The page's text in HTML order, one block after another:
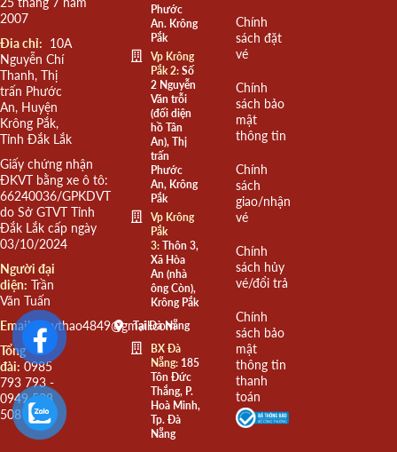
2007
Đia chỉ: 10A
Nguyễn Chí
Thanh, Thị
trấn Phước
An, Huyện
Krông Pắk,
Tỉnh Đắk Lắk
Giấy chứng nhận
ĐKVT bằng xe ô tô:
66240036/GPKDVT
do Sở GTVT Tỉnh
Đắk Lắk cấp ngày
03/10/2024
Người đại
diện: Trần
Văn Tuấn
Email: quythao4849@gmail.com
Tổng
đài: 0985
793 793 -
0949 508
508
Phước
An. Krông
Pắk
Vp Krông
Pắk 2:Số
2 Nguyễn
Văn trỗi
(đối diện
hồ Tân
An), Thị
trấn
Phước
An, Krông
Pắk
Vp Krông
Pắk
3:Thôn 3,
Xã Hòa
An (nhà
ông Còn),
Krông Pắk
Tại Đà Nẵng
BX Đà
Nẵng:185
Tôn Đức
Thắng, P.
Hoà Minh,
Tp. Đà
Nẵng
Chính
sách đặt
vé
Chính
sách bảo
mật
thông tin
Chính
sách
giao/nhận
vé
Chính
sách hủy
vé/đổi trả
Chính
sách bảo
mật
thông tin
thanh
toán